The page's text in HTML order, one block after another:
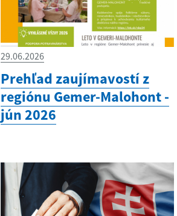
29.06.2026
Prehľad zaujímavostí z
regiónu Gemer-Malohont -
jún 2026